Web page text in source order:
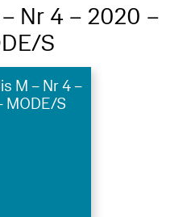
Nr 4 – 2020 –
S
M – Nr 4 –
MODE/S